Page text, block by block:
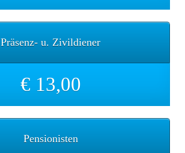
Präsenz- u. Zivildiener
€ 13,00
Pensionisten